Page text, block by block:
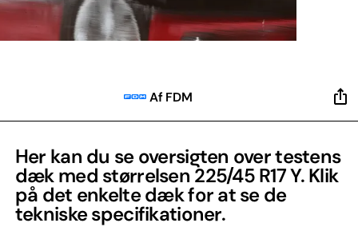
Af FDM
Her kan du se oversigten over testens
dæk med størrelsen 225/45 R17 Y. Klik
på det enkelte dæk for at se de
tekniske specifikationer.